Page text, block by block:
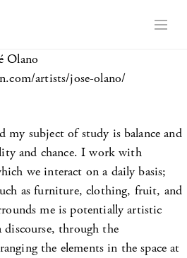
Olano
artists/jose-olano/
my subject of study is balance and
and chance. I work with
we interact on a daily basis;
as furniture, clothing, fruit, and
me is potentially artistic
discourse, through the
the elements in the space at